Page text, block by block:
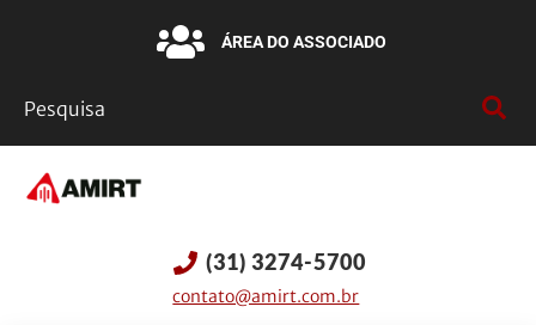
ÁREA DO ASSOCIADO
(31) 3274-5700
contato@amirt.com.br